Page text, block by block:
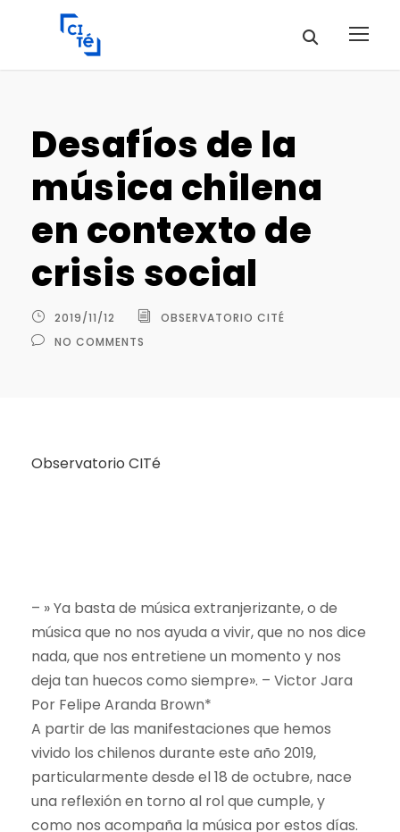
Desafíos de la
música chilena
en contexto de
crisis social
2019/11/12
OBSERVATORIO CITÉ
NO COMMENTS
Observatorio CITé
– » Ya basta de música extranjerizante, o de
música que no nos ayuda a vivir, que no nos dice
nada, que nos entretiene un momento y nos
deja tan huecos como siempre». – Victor Jara
Por Felipe Aranda Brown*
A partir de las manifestaciones que hemos
vivido los chilenos durante este año 2019,
particularmente desde el 18 de octubre, nace
una reflexión en torno al rol que cumple, y
como nos acompaña la música por estos días.